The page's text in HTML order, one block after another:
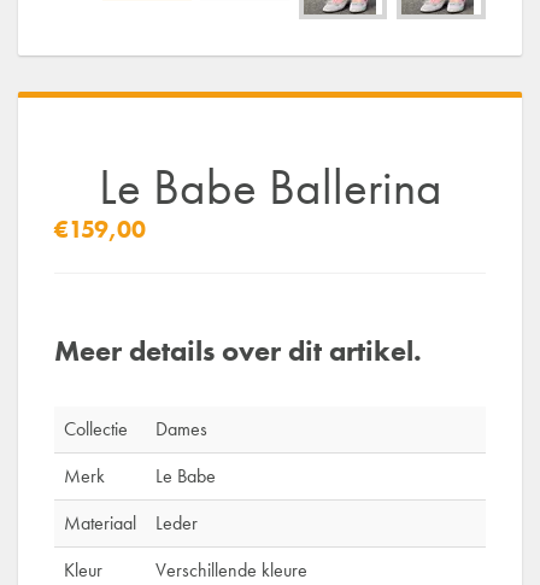
Le Babe Ballerina
€159,00
Meer details over dit artikel.
Collectie
Dames
Merk
Le Babe
Materiaal
Leder
Kleur
Verschillende kleure